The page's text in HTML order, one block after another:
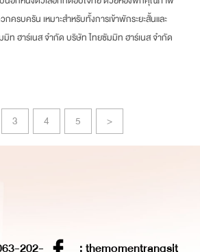
ครบครัน เหมาะสำหรับทั้งการเข้าพักระยะสั้นและ
มิท ฮาร์เนส จำกัด บริษัท ไทยซัมมิท ฮาร์เนส จำกัด
3 4 5 >